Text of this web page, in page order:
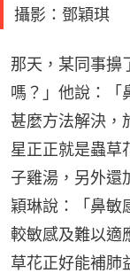
攝影：鄧穎琪
那天，某同事擤
嗎？」他說：「
甚麼方法解決，
星正正就是蟲草
子雞湯，另外還
穎琳說：「鼻敏
較敏感及難以適
草花正好能補肺